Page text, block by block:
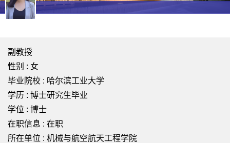
副教授
性别 : 女
毕业院校 : 哈尔滨工业大学
学历 : 博士研究生毕业
学位 : 博士
在职信息 : 在职
所在单位 : 机械与航空航天工程学院